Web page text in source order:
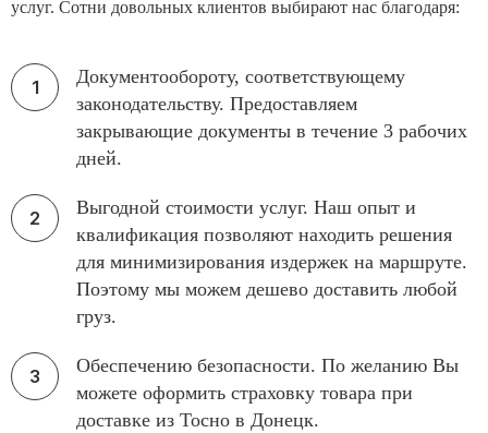
услуг. Сотни довольных клиентов выбирают нас благодаря:
Документообороту, соответствующему
законодательству. Предоставляем
закрывающие документы в течение 3 рабочих
дней.
Выгодной стоимости услуг. Наш опыт и
квалификация позволяют находить решения
для минимизирования издержек на маршруте.
Поэтому мы можем дешево доставить любой
груз.
Обеспечению безопасности. По желанию Вы
можете оформить страховку товара при
доставке из Тосно в Донецк.